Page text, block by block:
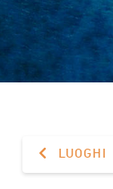
LUOGHI